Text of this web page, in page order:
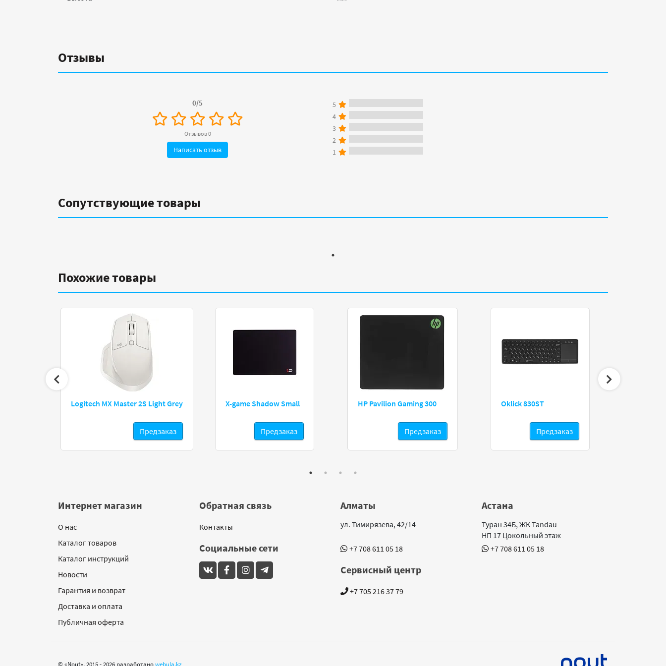
Отзывы
0/5
Отзывов 0
Написать отзыв
5
4
3
2
1
Сопутствующие товары
Похожие товары
Logitech MX Master 2S Light Grey
Предзаказ
X-game Shadow Small
Предзаказ
HP Pavilion Gaming 300
Предзаказ
Oklick 830ST
Предзаказ
Интернет магазин
О нас
Каталог товаров
Каталог инструкций
Новости
Гарантия и возврат
Доставка и оплата
Публичная оферта
Обратная связь
Контакты
Социальные сети
Алматы
ул. Тимирязева, 42/14
+7 708 611 05 18
Астана
Туран 34Б, ЖК Tandau
НП 17 Цокольный этаж
+7 708 611 05 18
Сервисный центр
+7 705 216 37 79
© «Nout», 2015 - 2026 разработаноwebula.kz